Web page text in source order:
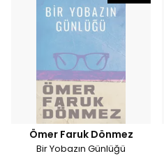
Ömer Faruk Dönmez
Bir Yobazın Günlüğü